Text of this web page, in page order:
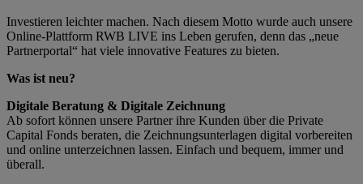
Investieren leichter machen. Nach diesem Motto wurde auch unsere
Online-Plattform RWB LIVE ins Leben gerufen, denn das „neue
Partnerportal“ hat viele innovative Features zu bieten.
Was ist neu?
Digitale Beratung & Digitale Zeichnung
Ab sofort können unsere Partner ihre Kunden über die Private
Capital Fonds beraten, die Zeichnungsunterlagen digital vorbereiten
und online unterzeichnen lassen. Einfach und bequem, immer und
überall.